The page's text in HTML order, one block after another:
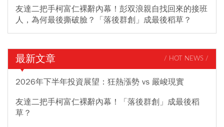
友達二把手柯富仁裸辭內幕！彭双浪親自找回來的接班
人，為何最後撕破臉？「落後群創」成最後稻草？
最新文章 / HOT NEWS /
2026年下半年投資展望：狂熱漲勢 vs 嚴峻現實
友達二把手柯富仁裸辭內幕！「落後群創」成最後稻
草？